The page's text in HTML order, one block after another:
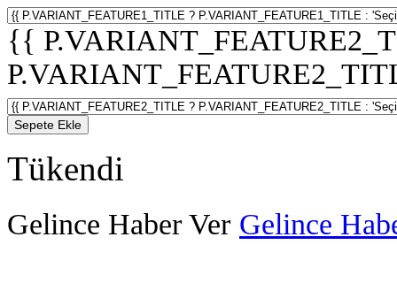
{{
Sepete Ekle
Tükendi
Gelince Haber Ver Gelince